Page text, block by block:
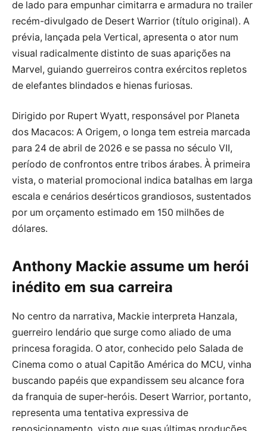
de lado para empunhar cimitarra e armadura no trailer
recém-divulgado de Desert Warrior (título original). A
prévia, lançada pela Vertical, apresenta o ator num
visual radicalmente distinto de suas aparições na
Marvel, guiando guerreiros contra exércitos repletos
de elefantes blindados e hienas furiosas.
Dirigido por Rupert Wyatt, responsável por Planeta
dos Macacos: A Origem, o longa tem estreia marcada
para 24 de abril de 2026 e se passa no século VII,
período de confrontos entre tribos árabes. À primeira
vista, o material promocional indica batalhas em larga
escala e cenários desérticos grandiosos, sustentados
por um orçamento estimado em 150 milhões de
dólares.
Anthony Mackie assume um herói
inédito em sua carreira
No centro da narrativa, Mackie interpreta Hanzala,
guerreiro lendário que surge como aliado de uma
princesa foragida. O ator, conhecido pelo Salada de
Cinema como o atual Capitão América do MCU, vinha
buscando papéis que expandissem seu alcance fora
da franquia de super-heróis. Desert Warrior, portanto,
representa uma tentativa expressiva de